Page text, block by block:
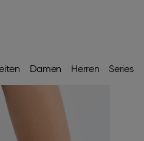
Damen Herren Series